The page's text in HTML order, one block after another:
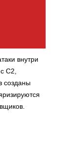
внутри
C2,
созданы